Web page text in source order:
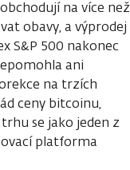
na více než
obavy, a výprodej
S&P 500 nakonec
ani
na trzích
ceny bitcoinu,
se jako jeden z
platforma